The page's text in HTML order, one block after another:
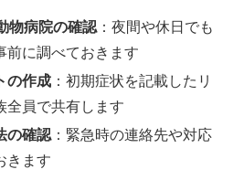
物病院の確認 ：夜間や休日でも
前に調べておきます
の作成 ：初期症状を記載したリ
全員で共有します
の確認 ：緊急時の連絡先や対応
きます